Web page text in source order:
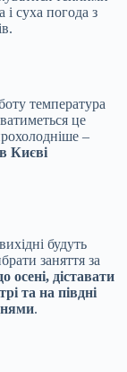
і суха погода з
температура
це
–
Києві
будуть
заняття за
осені, діставати
та на півдні
.